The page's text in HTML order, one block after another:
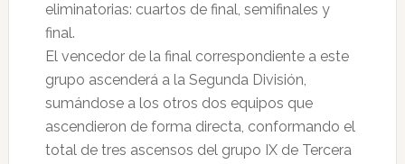
eliminatorias: cuartos de final, semifinales y
final.
El vencedor de la final correspondiente a este
grupo ascenderá a la Segunda División,
sumándose a los otros dos equipos que
ascendieron de forma directa, conformando el
total de tres ascensos del grupo IX de Tercera